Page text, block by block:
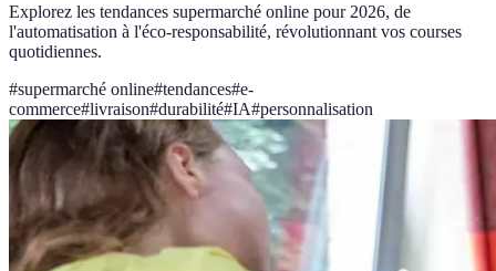
Explorez les tendances supermarché online pour 2026, de
l'automatisation à l'éco-responsabilité, révolutionnant vos courses
quotidiennes.
#supermarché online#tendances#e-
commerce#livraison#durabilité#IA#personnalisation